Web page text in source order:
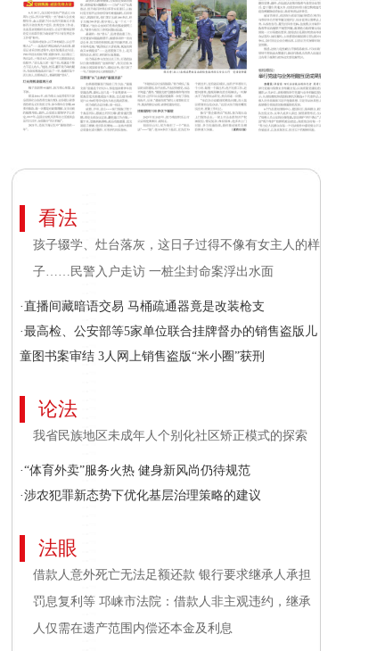
看法
孩子辍学、灶台落灰，这日子过得不像有女主人的样
子……民警入户走访 一桩尘封命案浮出水面
·直播间藏暗语交易 马桶疏通器竟是改装枪支
·最高检、公安部等5家单位联合挂牌督办的销售盗版儿
童图书案审结 3人网上销售盗版“米小圈”获刑
论法
我省民族地区未成年人个别化社区矫正模式的探索
·“体育外卖”服务火热 健身新风尚仍待规范
·涉农犯罪新态势下优化基层治理策略的建议
法眼
借款人意外死亡无法足额还款 银行要求继承人承担
罚息复利等 邛崃市法院：借款人非主观违约，继承
人仅需在遗产范围内偿还本金及利息